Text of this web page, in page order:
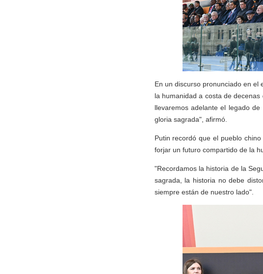
En un discurso pronunciado en el
la humanidad a costa de
llevaremos adelante el legado
gloria sagrada", afirmó.
Putin recordó que el pueblo
forjar un futuro compartido de la
"Recordamos la historia de la
sagrada, la historia no debe
siempre están de nuestro lado".